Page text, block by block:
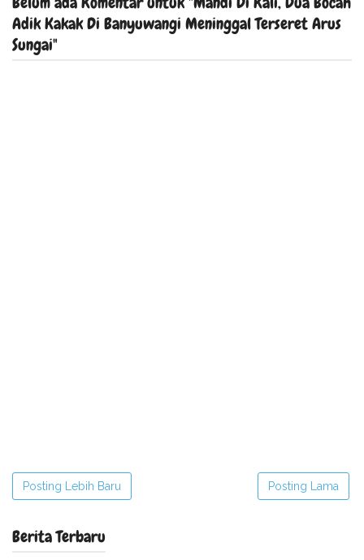
Adik Kakak Di Banyuwangi Meninggal Terseret Arus
Sungai"
Posting Lebih Baru Posting Lama
Berita Terbaru